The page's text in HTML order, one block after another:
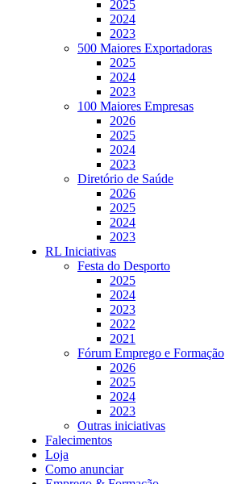
2025
2024
2023
500 Maiores Exportadoras
2025
2024
2023
100 Maiores Empresas
2026
2025
2024
2023
Diretório de Saúde
2026
2025
2024
2023
RL Iniciativas
Festa do Desporto
2025
2024
2023
2022
2021
Fórum Emprego e Formação
2026
2025
2024
2023
Outras iniciativas
Falecimentos
Loja
Como anunciar